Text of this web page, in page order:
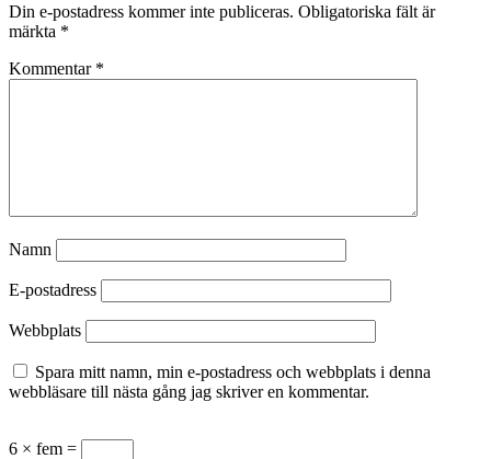
Din e-postadress kommer inte publiceras. Obligatoriska fält är
märkta *
Kommentar *
Namn
E-postadress
Webbplats
Spara mitt namn, min e-postadress och webbplats i denna
webbläsare till nästa gång jag skriver en kommentar.
6 × fem =